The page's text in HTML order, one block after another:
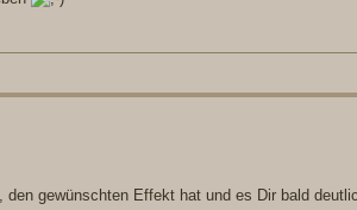
gewünschten Effekt hat und es Dir bald